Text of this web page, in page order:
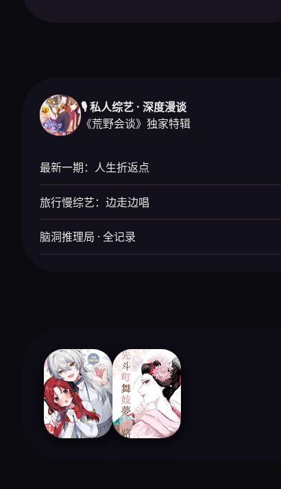
🎙️ 私人综艺 · 深度漫谈
《荒野会谈》独家特辑
最新一期：人生折返点
旅行慢综艺：边走边唱
脑洞推理局 · 全记录